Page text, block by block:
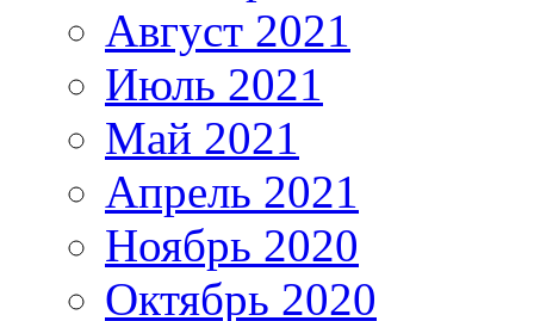
Август 2021
Июль 2021
Май 2021
Апрель 2021
Ноябрь 2020
Октябрь 2020